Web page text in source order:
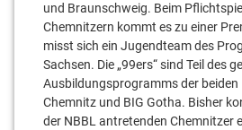
und Braunschweig. Beim
Chemnitzern kommt es zu einer
misst sich ein Jugendteam des
Sachsen. Die „99ers“ sind Teil des
Ausbildungsprogramms der beiden
Chemnitz und BIG Gotha. Bisher
der NBBL antretenden Chemnitzer